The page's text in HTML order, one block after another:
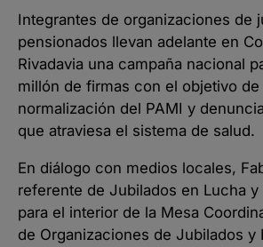
Integrantes de organizaciones de
pensionados llevan adelante en
Rivadavia una campaña nacional
millón de firmas con el objetivo de
normalización del PAMI y
que atraviesa el sistema de salud.
En diálogo con medios locales,
referente de Jubilados en Lucha
para el interior de la Mesa
de Organizaciones de Jubilados y